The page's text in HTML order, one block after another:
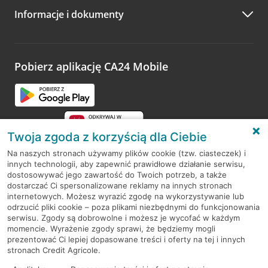
Zachęcamy do podzielenia się z nami opinią o wizycie.
opinie.
Informacje i dokumenty
Pobierz aplikację CA24 Mobile
RODO
Regulamin serwisu
Mapa serwisu
PolitykaCookies
Twoja zgoda z korzyścią dla Ciebie
Na naszych stronach używamy plików cookie (tzw. ciasteczek) i
innych technologii, aby zapewnić prawidłowe działanie serwisu,
dostosowywać jego zawartość do Twoich potrzeb, a także
dostarczać Ci spersonalizowane reklamy na innych stronach
internetowych. Możesz wyrazić zgodę na wykorzystywanie lub
odrzucić pliki cookie – poza plikami niezbędnymi do funkcjonowania
serwisu. Zgody są dobrowolne i możesz je wycofać w każdym
momencie. Wyrażenie zgody sprawi, że będziemy mogli
prezentować Ci lepiej dopasowane treści i oferty na tej i innych
stronach Credit Agricole.